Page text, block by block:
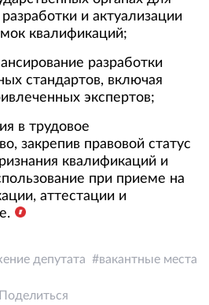
и актуализации
квалификаций;
разработки
стандартов, включая
экспертов;
в трудовое
закрепив правовой статус
квалификаций и
при приеме на
аттестации и
депутата вакантные места
Поделиться